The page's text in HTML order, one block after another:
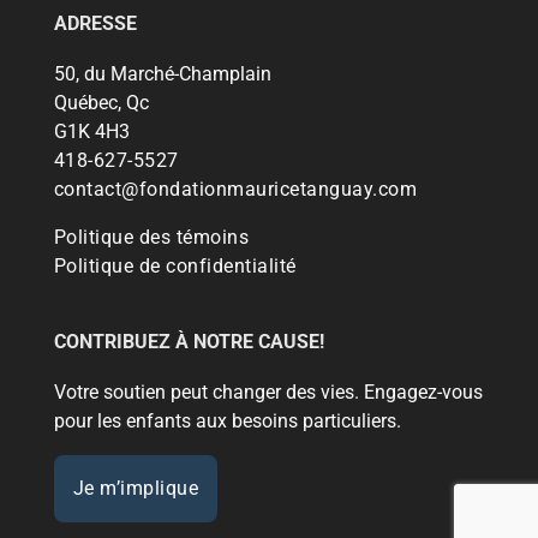
ADRESSE
50, du Marché-Champlain
Québec, Qc
G1K 4H3
418-627-5527
contact@fondationmauricetanguay.com
Politique des témoins
Politique de confidentialité
CONTRIBUEZ À NOTRE CAUSE!
Votre soutien peut changer des vies. Engagez-vous
pour les enfants aux besoins particuliers.
Je m’implique